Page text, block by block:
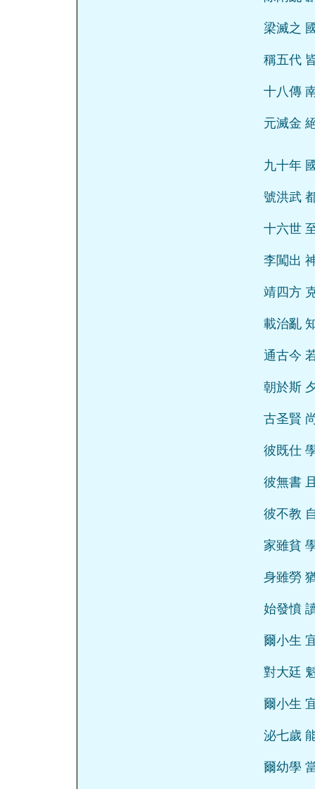
梁滅之
稱五代
十八傳
元滅金
九十年
號洪武
十六世
李闖出
靖四方
載治亂
通古今
朝於斯
古圣賢
彼既仕
彼無書
彼不教
家雖貧
身雖勞
始發憤
爾小生
對大廷
爾小生
泌七歲
爾幼學